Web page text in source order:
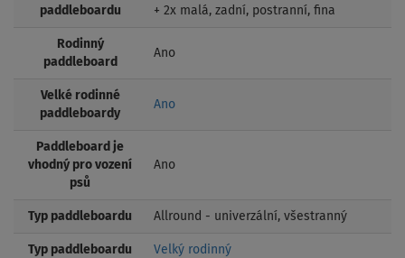
paddleboardu
+ 2x malá, zadní, postranní, fina
Rodinný
paddleboard
Ano
Velké rodinné
paddleboardy
Ano
Paddleboard je
vhodný pro vození
psů
Ano
Typ paddleboardu Allround - univerzální, všestranný
Typ paddleboardu Velký rodinný